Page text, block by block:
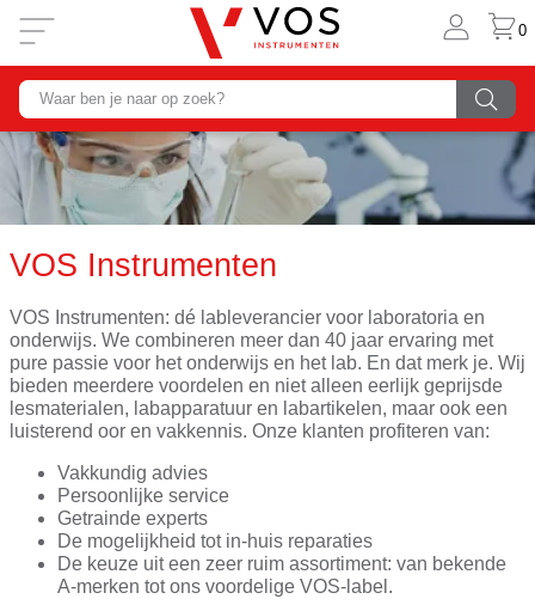
0
VOS Instrumenten
VOS Instrumenten: dé lableverancier voor laboratoria en
onderwijs. We combineren meer dan 40 jaar ervaring met
pure passie voor het onderwijs en het lab. En dat merk je. Wij
bieden meerdere voordelen en niet alleen eerlijk geprijsde
lesmaterialen, labapparatuur en labartikelen, maar ook een
luisterend oor en vakkennis. Onze klanten profiteren van:
Vakkundig advies
Persoonlijke service
Getrainde experts
De mogelijkheid tot in-huis reparaties
De keuze uit een zeer ruim assortiment: van bekende
A-merken tot ons voordelige VOS-label.